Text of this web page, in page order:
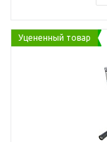
Уцененный товар